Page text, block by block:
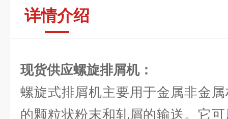
详情介绍
现货供应螺旋排屑机：
螺旋式排屑机主要用于金属非金
的颗粒状粉末和轧屑的输送。它